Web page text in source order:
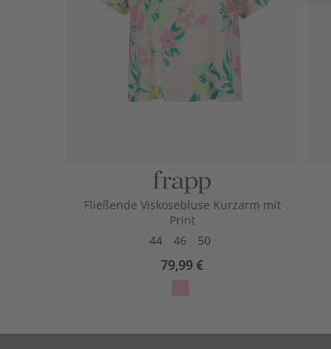
Fließende Viskosebluse Kurzarm mit
Print
44
46 50
79,99 €